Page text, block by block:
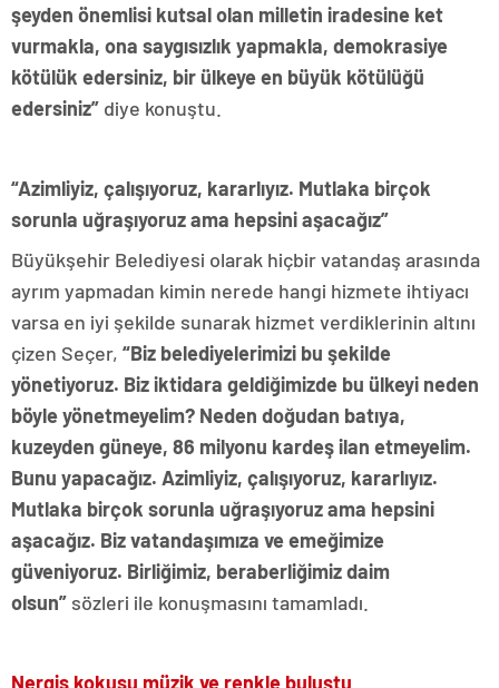
şeyden önemlisi kutsal olan milletin iradesine ket
vurmakla, ona saygısızlık yapmakla, demokrasiye
kötülük edersiniz, bir ülkeye en büyük kötülüğü
edersiniz” diye konuştu.
“Azimliyiz, çalışıyoruz, kararlıyız. Mutlaka birçok
sorunla uğraşıyoruz ama hepsini aşacağız”
Büyükşehir Belediyesi olarak hiçbir vatandaş arasında
ayrım yapmadan kimin nerede hangi hizmete ihtiyacı
varsa en iyi şekilde sunarak hizmet verdiklerinin altını
çizen Seçer, “Biz belediyelerimizi bu şekilde
yönetiyoruz. Biz iktidara geldiğimizde bu ülkeyi neden
böyle yönetmeyelim? Neden doğudan batıya,
kuzeyden güneye, 86 milyonu kardeş ilan etmeyelim.
Bunu yapacağız. Azimliyiz, çalışıyoruz, kararlıyız.
Mutlaka birçok sorunla uğraşıyoruz ama hepsini
aşacağız. Biz vatandaşımıza ve emeğimize
güveniyoruz. Birliğimiz, beraberliğimiz daim
olsun” sözleri ile konuşmasını tamamladı.
Nergis kokusu müzik ve renkle buluştu